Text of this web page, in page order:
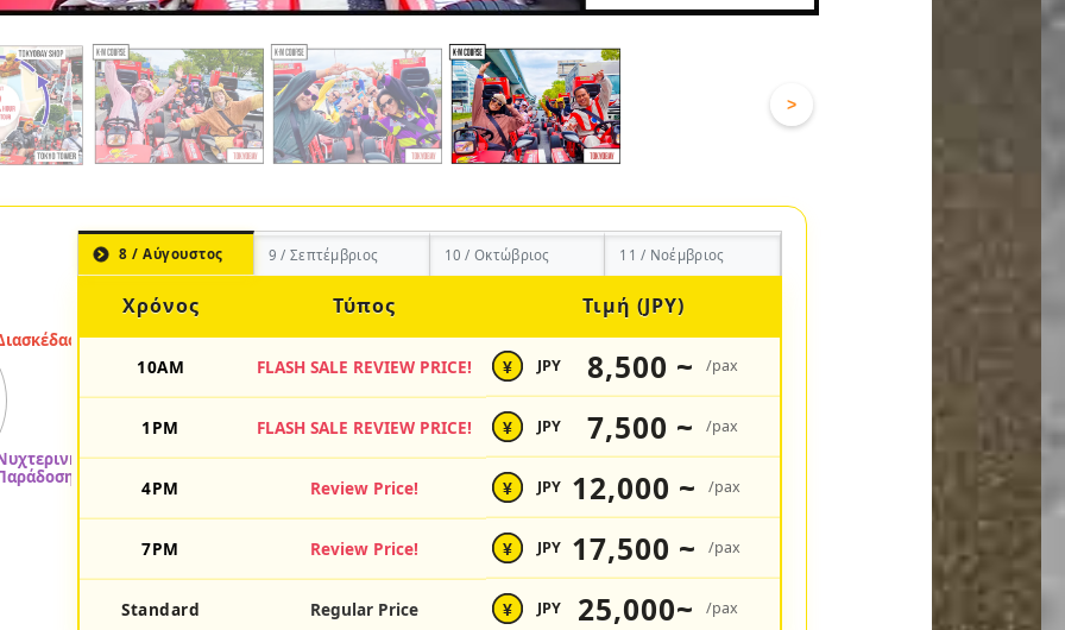
>
8 / Αύγουστος 9 / Σεπτέμβριος 10 / Οκτώβριος 11 / Νοέμβριος
Χρόνος Τύπος Τιμή (JPY)
10AM FLASH SALE REVIEW PRICE! ¥ JPY 8,500 ~ /pax
1PM FLASH SALE REVIEW PRICE! ¥ JPY 7,500 ~ /pax
4PM Review Price! ¥ JPY 12,000 ~ /pax
7PM Review Price! ¥ JPY 17,500 ~ /pax
Standard Regular Price ¥ JPY 25,000~ /pax